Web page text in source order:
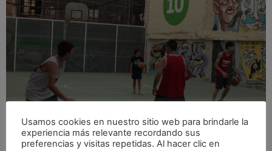
ESTONOESUNSOLAR BASKET PLAYGROUND
Usamos cookies en nuestro sitio web para brindarle la
experiencia más relevante recordando sus
preferencias y visitas repetidas. Al hacer clic en